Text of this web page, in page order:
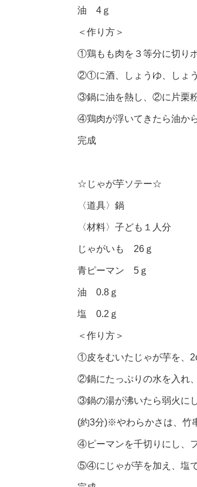
油 4ｇ
＜作り方＞
①鶏もも肉を３等分に切り
②①に酒、しょうゆ、しょ
③鍋に油を熱し、②に片栗粉
④鶏肉が浮いてきたら油か
完成
☆じゃが芋ソテー☆
〈道具〉鍋
〈材料〉子ども１人分
じゃがいも 26ｇ
青ピーマン 5ｇ
油 0.8ｇ
塩 0.2ｇ
＜作り方＞
①皮をむいたじゃが芋を、
②鍋にたっぷりの水を入れ
③鍋の湯が沸いたら弱火に
(約3分)※やわらかさは、竹
④ピーマンを千切りにし、
⑤④にじゃが芋を加え、塩で